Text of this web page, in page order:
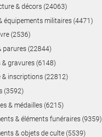
& décors (24063)
équipements militaires (4471)
(2536)
parures (22844)
& gravures (6148)
& inscriptions (22812)
(3592)
& médailles (6215)
& éléments funéraires (9359)
& objets de culte (5539)